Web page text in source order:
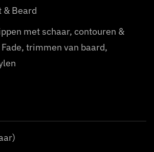
& Beard
met schaar, contouren &
trimmen van baard,